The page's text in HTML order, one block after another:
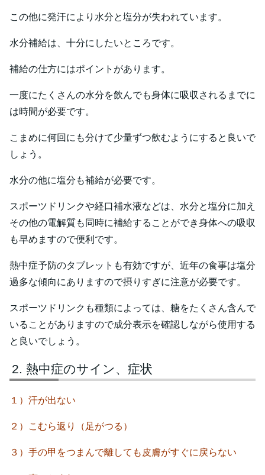
この他に発汗により水分と塩分が失われています。
水分補給は、十分にしたいところです。
補給の仕方にはポイントがあります。
一度にたくさんの水分を飲んでも身体に吸収されるまでに
は時間が必要です。
こまめに何回にも分けて少量ずつ飲むようにすると良いで
しょう。
水分の他に塩分も補給が必要です。
スポーツドリンクや経口補水液などは、水分と塩分に加え
その他の電解質も同時に補給することができ身体への吸収
も早めますので便利です。
熱中症予防のタブレットも有効ですが、近年の食事は塩分
過多な傾向にありますので摂りすぎに注意が必要です。
スポーツドリンクも種類によっては、糖をたくさん含んで
いることがありますので成分表示を確認しながら使用する
と良いでしょう。
熱中症のサイン、症状
１）汗が出ない
２）こむら返り（足がつる）
３）手の甲をつまんで離しても皮膚がすぐに戻らない